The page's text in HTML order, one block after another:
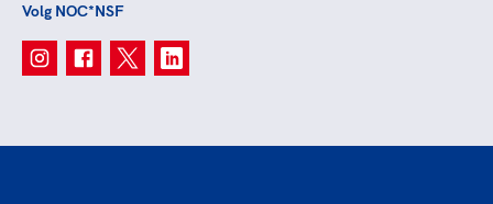
Volg NOC*NSF